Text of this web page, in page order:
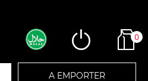
0
A EMPORTER